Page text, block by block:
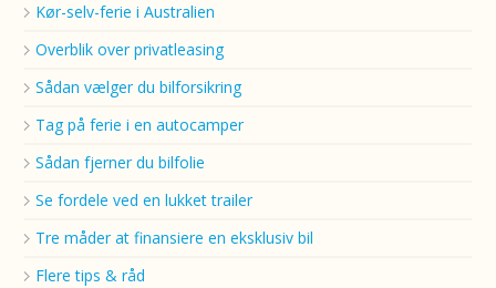
Kør-selv-ferie i Australien
Overblik over privatleasing
Sådan vælger du bilforsikring
Tag på ferie i en autocamper
Sådan fjerner du bilfolie
Se fordele ved en lukket trailer
Tre måder at finansiere en eksklusiv bil
Flere tips & råd